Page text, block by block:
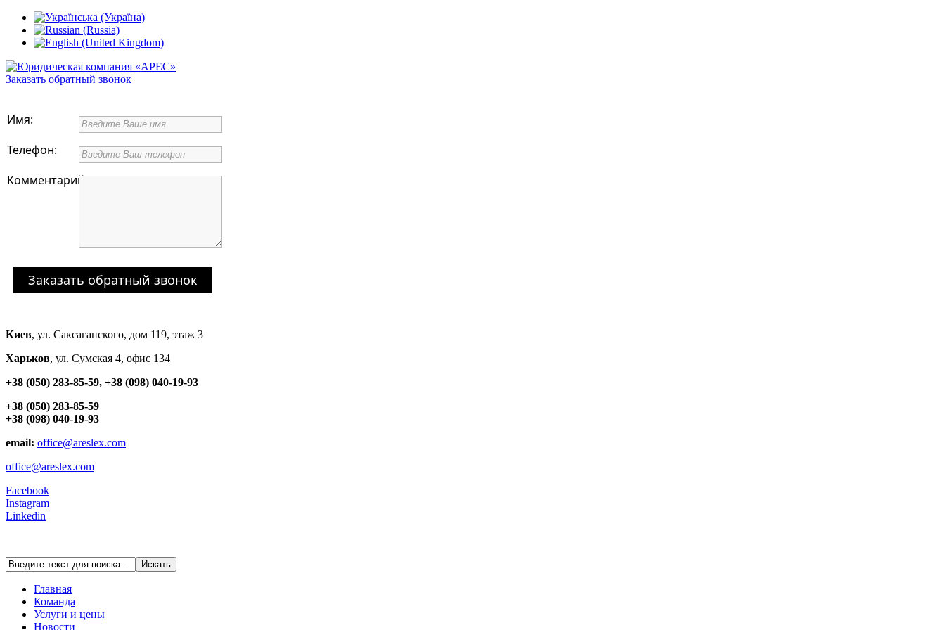
Заказать обратный звонок
Имя:
Телефон:
Комментарий:
Заказать обратный звонок
Киев, ул. Cаксаганского, дом 119, этаж 3
Харьков, ул. Сумская 4, офис 134
+38 (050) 283-85-59, +38 (098) 040-19-93
+38 (050) 283-85-59
+38 (098) 040-19-93
email: office@areslex.com
office@areslex.com
Facebook
Instagram
Linkedin
Главная
Команда
Услуги и цены
Новости